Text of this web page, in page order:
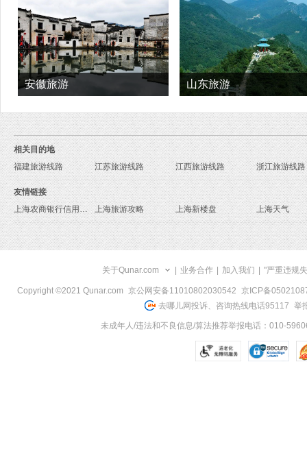
安徽旅游 山东旅游
相关目的地
福建旅游线路
江苏旅游线路 江西旅游线路 浙江旅游线路
友情链接
上海农商银行信用卡申请
上海旅游攻略 上海新楼盘 上海天气
关于Qunar.com 业务合作 加入我们 "严重违规
Copyright ©2021 Qunar.com 京公网安备11010802030542
京ICP备
去哪儿网投诉、咨询热线电话95117 举
未成年人/违法和不良信息/算法推荐举报电话：010-